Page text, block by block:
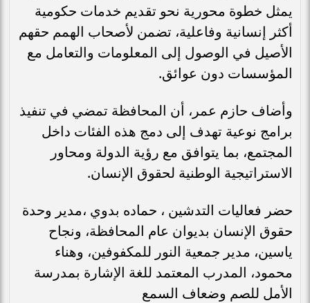
يمثل خطوة محورية نحو تقديم خدمات حكومية
أكثر إنسانية وفاعلية، تضمن لأصحاب الهمم حقهم
الأصيل في الوصول إلى المعلومات والتعامل مع
المؤسسات دون عوائق.
وأضاف حازم عمر، أن المحافظة تمضي في تنفيذ
برامج نوعية تهدف إلى دمج هذه الفئات داخل
المجتمع، بما يتوافق مع رؤية الدولة ومحاور
الاستراتيجية الوطنية لحقوق الإنسان.
حضر فعاليات التدشين ، حماده بدوي ،مدير وحدة
حقوق الإنسان بديوان عام المحافظة، ونجاح
ياسين، مدير جمعية النور للمكفوفين، وهناء
محمود، المدرب المعتمد للغة الإشارة بمدرسة
الأمل للصم وضعاف السمع